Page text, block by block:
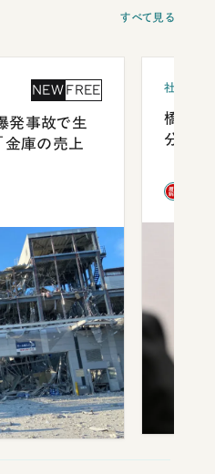
すべて見る
NEW FREE
発事故で生
金庫の売上
社会
橋本愛
分 佐